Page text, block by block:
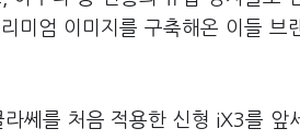
미엄 이미지를 구축해온 이들 브
쎄를 처음 적용한 신형 iX3를 앞